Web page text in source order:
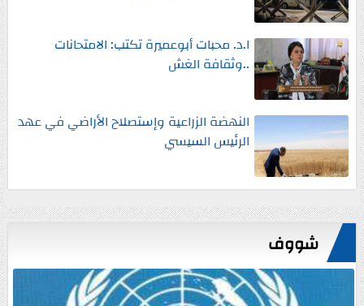
ا.د. محبات أبوعميرة تكتب: الامتحانات
..وثقافة الغش
النهضة الزراعية وإستصلاح الأراضي في عهد
الرئيس السيسي
شووف